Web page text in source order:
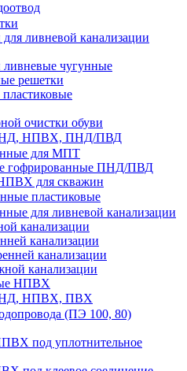
ливневой канализации
чугунные
решетки
очистки обуви
НПВХ, ПНД/ПВД
для МПТ
гофрированные ПНД/ПВД
для скважин
пластиковые
для ливневой канализации
канализации
канализации
канализации
канализации
НПВХ
НПВХ, ПВХ
(ПЭ 100, 80)
под уплотнительное